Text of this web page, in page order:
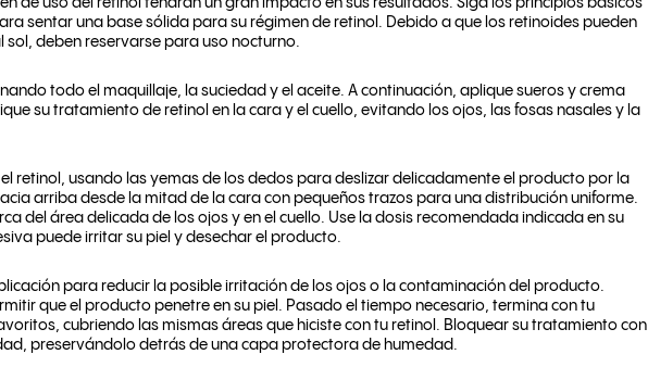
de uso del retinol tendrán un gran impacto en sus resultados. Siga los principios básicos
sentar una base sólida para su régimen de retinol. Debido a que los retinoides pueden
deben reservarse para uso nocturno.
todo el maquillaje, la suciedad y el aceite. A continuación, aplique sueros y crema
su tratamiento de retinol en la cara y el cuello, evitando los ojos, las fosas nasales y la
retinol, usando las yemas de los dedos para deslizar delicadamente el producto por la
arriba desde la mitad de la cara con pequeños trazos para una distribución uniforme.
del área delicada de los ojos y en el cuello. Use la dosis recomendada indicada en su
puede irritar su piel y desechar el producto.
para reducir la posible irritación de los ojos o la contaminación del producto.
que el producto penetre en su piel. Pasado el tiempo necesario, termina con tu
cubriendo las mismas áreas que hiciste con tu retinol. Bloquear su tratamiento con
preservándolo detrás de una capa protectora de humedad.